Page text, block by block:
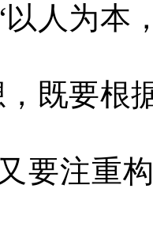
人为本
既要根
要注重